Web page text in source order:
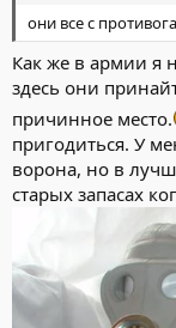
они все с
Как же в армии я
здесь они
причинное место.
пригодиться. У
ворона, но в
старых запасах